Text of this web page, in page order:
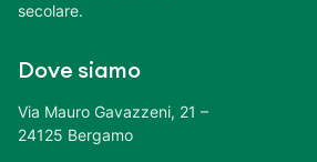
secolare.
Dove siamo
Via Mauro Gavazzeni, 21 –
24125 Bergamo